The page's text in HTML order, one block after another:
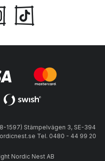
1597) Stämpelvägen 3, SE-394
Tel. 0480 - 44 99 20
Nordic Nest AB